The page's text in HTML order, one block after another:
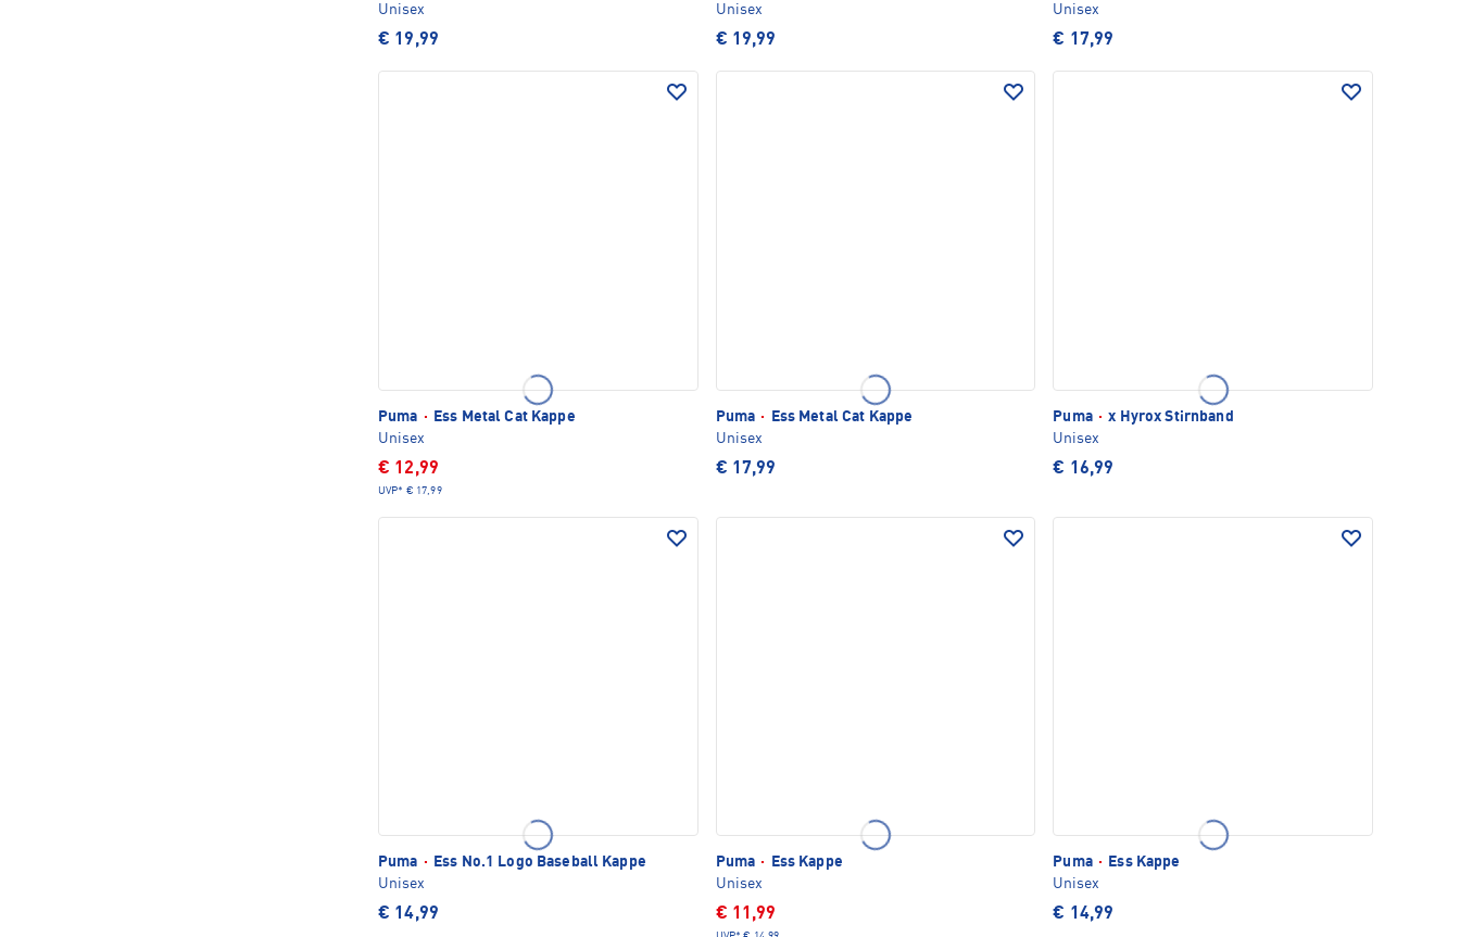
Unisex
€ 19,99
Unisex
€ 19,99
Unisex
€ 17,99
Puma ·
Ess Metal Cat Kappe
Unisex
€ 12,99
UVP* € 17,99
Puma ·
Ess Metal Cat Kappe
Unisex
€ 17,99
Puma · x Hyrox Stirnband
Unisex
€ 16,99
Puma ·
Ess No.1 Logo Baseball Kappe
Unisex
€ 14,99
Puma ·
Ess Kappe
Unisex
€ 11,99
Puma ·
Ess Kappe
Unisex
€ 14,99